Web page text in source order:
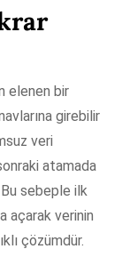
elenen bir
girebilir
veri
atamada
Bu sebeple ilk
açarak verinin
çözümdür.